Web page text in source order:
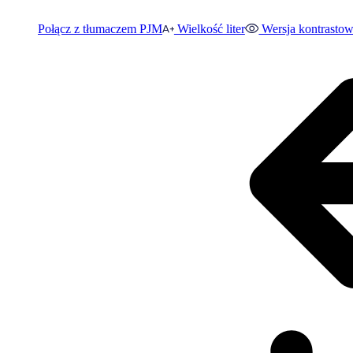
Połącz z tłumaczem PJM Wielkość liter Wersja